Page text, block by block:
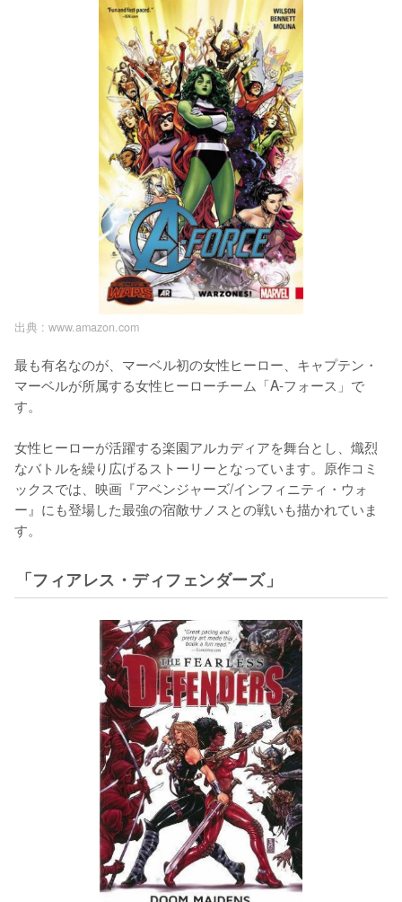
出典 : www.amazon.com
最も有名なのが、マーベル初の女性ヒーロー、キャプテン・
マーベルが所属する女性ヒーローチーム「A-フォース」で
す。
女性ヒーローが活躍する楽園アルカディアを舞台とし、熾烈
なバトルを繰り広げるストーリーとなっています。原作コミ
ックスでは、映画『アベンジャーズ/インフィニティ・ウォ
ー』にも登場した最強の宿敵サノスとの戦いも描かれていま
す。
「フィアレス・ディフェンダーズ」